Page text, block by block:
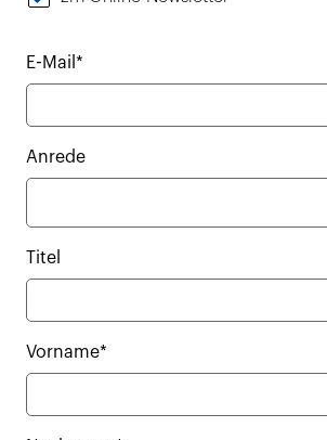
E-Mail*
Anrede
Titel
Vorname*